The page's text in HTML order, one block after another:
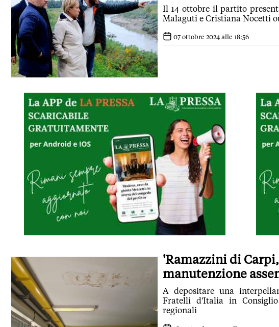
Il 14 ottobre il partito
Malaguti e Cristiana Nocetti
07 ottobre 2024 alle 18:56
'Ramazzini di
manutenzione
A depositare una
Fratelli d'Italia in
regionali